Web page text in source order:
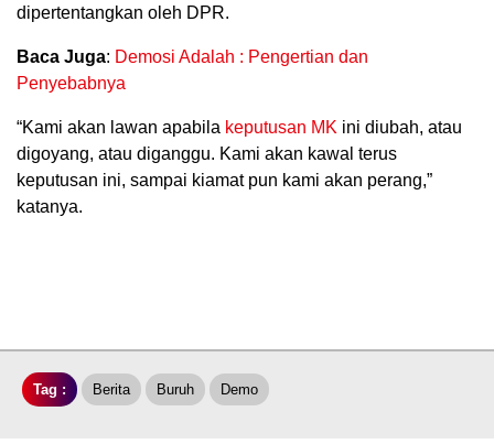
dipertentangkan oleh DPR.
Baca Juga: Demosi Adalah : Pengertian dan
Penyebabnya
“Kami akan lawan apabila keputusan MK ini diubah, atau
digoyang, atau diganggu. Kami akan kawal terus
keputusan ini, sampai kiamat pun kami akan perang,”
katanya.
Tag : Berita Buruh Demo